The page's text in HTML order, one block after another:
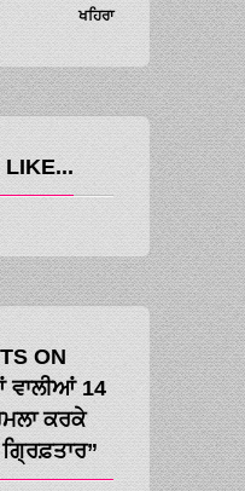
ਖਹਿਰਾ
LIKE...
ON
ਵਾਲੀਆਂ 14
ਕਰਕੇ